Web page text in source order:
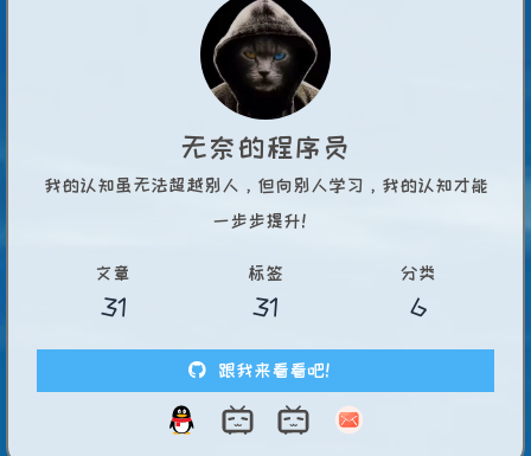
无奈的程序员
我的认知虽无法超越别人，但向别人学习，我的认知才能
一步步提升！
文章
31
标签
31
分类
6
跟我来看看吧！